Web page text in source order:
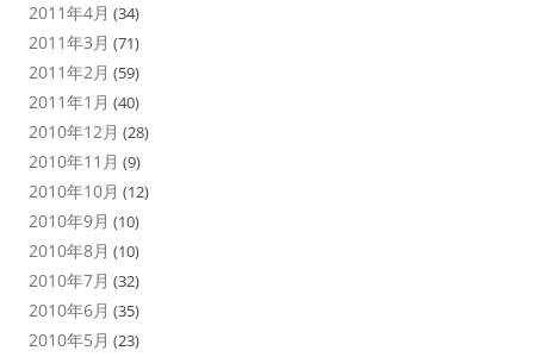
2011年4月 (34)
2011年3月 (71)
2011年2月 (59)
2011年1月 (40)
2010年12月 (28)
2010年11月 (9)
2010年10月 (12)
2010年9月 (10)
2010年8月 (10)
2010年7月 (32)
2010年6月 (35)
2010年5月 (23)